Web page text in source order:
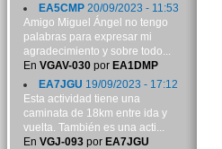
EA5CMP20/09/2023 - 11:53
Amigo Miguel Ángel no tengo
palabras para expresar mi
agradecimiento y sobre todo...
En VGAV-030por EA1DMP
EA7JGU 19/09/2023 - 17:12
Esta actividad tiene una
caminata de 18km entre ida y
vuelta. También es una acti...
En VGJ-093por EA7JGU